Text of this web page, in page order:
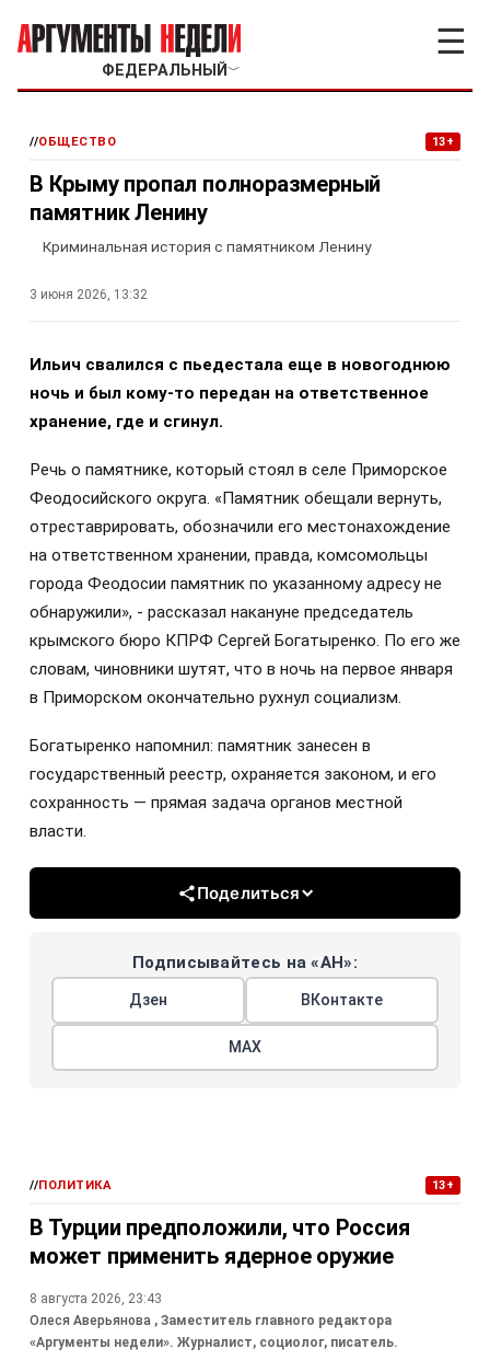
ФЕДЕРАЛЬНЫЙ ﹀
☰
//ОБЩЕСТВО 13+
В Крыму пропал полноразмерный
памятник Ленину
Криминальная история с памятником Ленину
3 июня 2026, 13:32
Ильич свалился с пьедестала еще в новогоднюю
ночь и был кому-то передан на ответственное
хранение, где и сгинул.
Речь о памятнике, который стоял в селе Приморское
Феодосийского округа. «Памятник обещали вернуть,
отреставрировать, обозначили его местонахождение
на ответственном хранении, правда, комсомольцы
города Феодосии памятник по указанному адресу не
обнаружили», - рассказал накануне председатель
крымского бюро КПРФ Сергей Богатыренко. По его же
словам, чиновники шутят, что в ночь на первое января
в Приморском окончательно рухнул социализм.
Богатыренко напомнил: памятник занесен в
государственный реестр, охраняется законом, и его
сохранность — прямая задача органов местной
власти.
Поделиться
Подписывайтесь на «АН»:
Дзен ВКонтакте
МАХ
//ПОЛИТИКА 13+
В Турции предположили, что Россия
может применить ядерное оружие
8 августа 2026, 23:43
Олеся Аверьянова , Заместитель главного редактора
«Аргументы недели». Журналист, социолог, писатель.